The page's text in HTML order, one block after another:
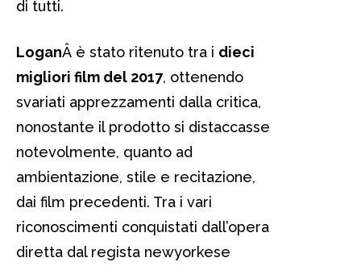
di tutti.
LoganÂ è stato ritenuto tra i dieci
migliori film del 2017, ottenendo
svariati apprezzamenti dalla critica,
nonostante il prodotto si distaccasse
notevolmente, quanto ad
ambientazione, stile e recitazione,
dai film precedenti. Tra i vari
riconoscimenti conquistati dall’opera
diretta dal regista newyorkese